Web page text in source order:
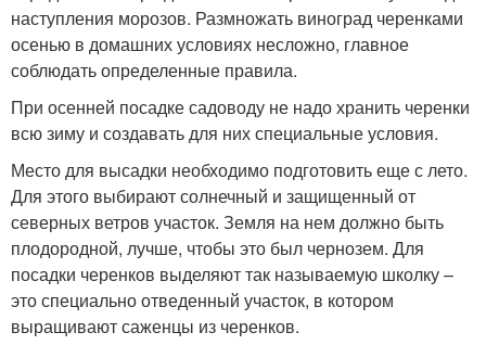
наступления морозов. Размножать виноград черенками
осенью в домашних условиях несложно, главное
соблюдать определенные правила.
При осенней посадке садоводу не надо хранить черенки
всю зиму и создавать для них специальные условия.
Место для высадки необходимо подготовить еще с лето.
Для этого выбирают солнечный и защищенный от
северных ветров участок. Земля на нем должно быть
плодородной, лучше, чтобы это был чернозем. Для
посадки черенков выделяют так называемую школку –
это специально отведенный участок, в котором
выращивают саженцы из черенков.